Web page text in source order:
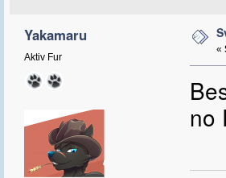
Yakamaru
Aktiv Fur
«
no